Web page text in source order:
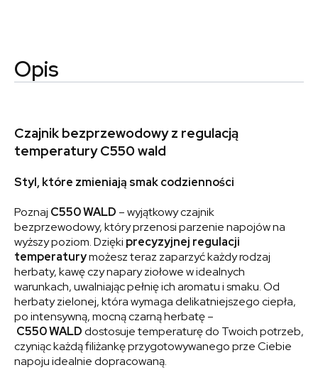
Opis
Czajnik bezprzewodowy z regulacją
temperatury C550 wald
Styl, które zmieniają smak codzienności
Poznaj C550 WALD – wyjątkowy czajnik
bezprzewodowy, który przenosi parzenie napojów na
wyższy poziom. Dzięki precyzyjnej regulacji
temperaturymożesz teraz zaparzyć każdy rodzaj
herbaty, kawę czy napary ziołowe w idealnych
warunkach, uwalniając pełnię ich aromatu i smaku. Od
herbaty zielonej, która wymaga delikatniejszego ciepła,
po intensywną, mocną czarną herbatę –
C550WALDdostosuje temperaturę do Twoich potrzeb,
czyniąc każdą filiżankę przygotowywanego prze Ciebie
napoju idealnie dopracowaną.